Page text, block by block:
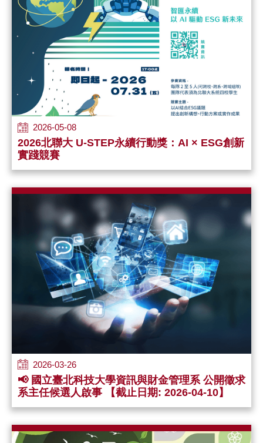
2026-05-08
2026北聯大 U-STEP永續行動獎：AI × ESG創新
實踐競賽
2026-03-26
📢 國立臺北科技大學資訊與財金管理系 公開徵求
系主任候選人啟事 【截止日期: 2026-04-10】